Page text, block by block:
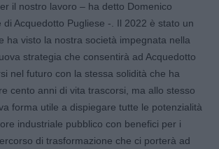
il nostro lavoro – ha detto Domenico
Acquedotto Pugliese -. Il 2022 è stato un
ha visto la nostra società impegnata nella
strategia che consentirà ad Acquedotto
nel futuro con la stessa solidità che ha
cento anni di vita trascorsi, ma allo stesso
forma utile a dispiegare tutte le potenzialità
industriale pubblico con benefici per i
di trasformazione che ci porterà ad